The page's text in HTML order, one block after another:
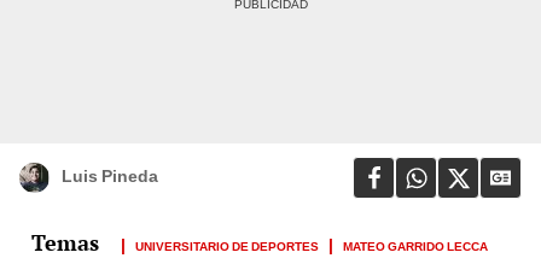
Luis Pineda
UNIVERSITARIO DE DEPORTES MATEO GARRIDO LECCA